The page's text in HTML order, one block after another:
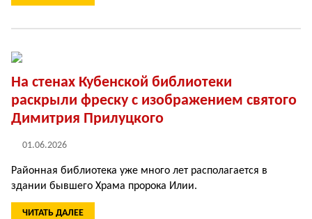
На стенах Кубенской библиотеки
раскрыли фреску с изображением святого
Димитрия Прилуцкого
01.06.2026
Районная библиотека уже много лет располагается в
здании бывшего Храма пророка Илии.
ЧИТАТЬ ДАЛЕЕ